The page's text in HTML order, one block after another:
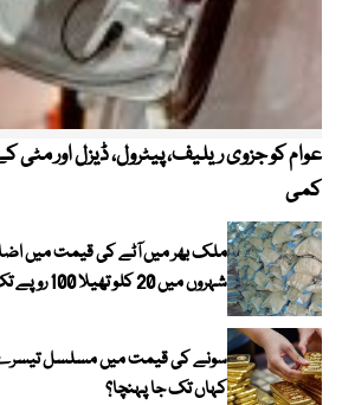
عوام کو جزوی ریلیف، پیٹرول، ڈیزل اور
کمی
ملک بھر میں آٹے کی قیمت میں
شہروں میں 20 کلو تھیلا 100 روپے تک مہنگا
سونے کی قیمت میں مسلسل تیسرے
کہاں تک جا پہنچا؟